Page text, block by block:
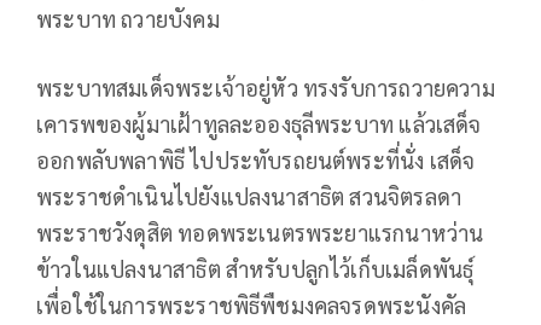
พระบาท ถวายบังคม
พระบาทสมเด็จพระเจ้าอยู่หัว ทรงรับการถวายความ
เคารพของผู้มาเฝ้าทูลละอองธุลีพระบาท แล้วเสด็จ
ออกพลับพลาพิธี ไปประทับรถยนต์พระที่นั่ง เสด็จ
พระราชดำเนินไปยังแปลงนาสาธิต สวนจิตรลดา
พระราชวังดุสิต ทอดพระเนตรพระยาแรกนาหว่าน
ข้าวในแปลงนาสาธิต สำหรับปลูกไว้เก็บเมล็ดพันธุ์
เพื่อใช้ในการพระราชพิธีพืชมงคลจรดพระนังคัล